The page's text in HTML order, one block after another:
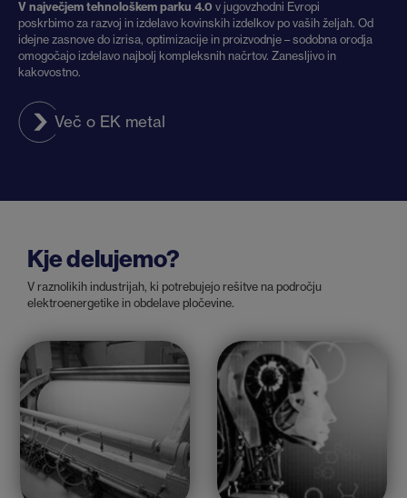
V največjem tehnološkem parku 4.0 v jugovzhodni Evropi
poskrbimo za razvoj in izdelavo kovinskih izdelkov po vaših željah. Od
idejne zasnove do izrisa, optimizacije in proizvodnje – sodobna orodja
omogočajo izdelavo najbolj kompleksnih načrtov. Zanesljivo in
kakovostno.
Več o EK metal
Kje delujemo?
V raznolikih industrijah, ki potrebujejo rešitve na področju
elektroenergetike in obdelave pločevine.